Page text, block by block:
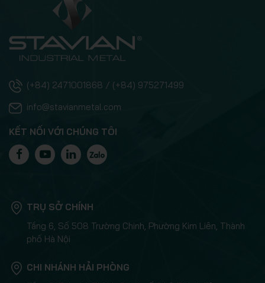
(+84) 2471001868 / (+84) 975271499
info@stavianmetal.com
KẾT NỐI VỚI CHÚNG TÔI
TRỤ SỞ CHÍNH
Tầng 6, Số 508 Trường Chinh, Phường Kim Liên, Thành
phố Hà Nội
CHI NHÁNH HẢI PHÒNG